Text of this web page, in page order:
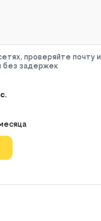
проверяйте почту и
без задержек